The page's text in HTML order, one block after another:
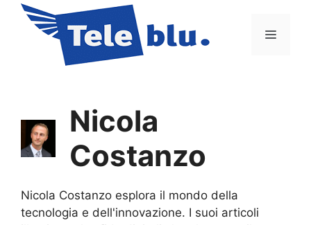
contenuto
Menu
Nicola
Costanzo
Nicola Costanzo esplora il mondo della
tecnologia e dell'innovazione. I suoi articoli